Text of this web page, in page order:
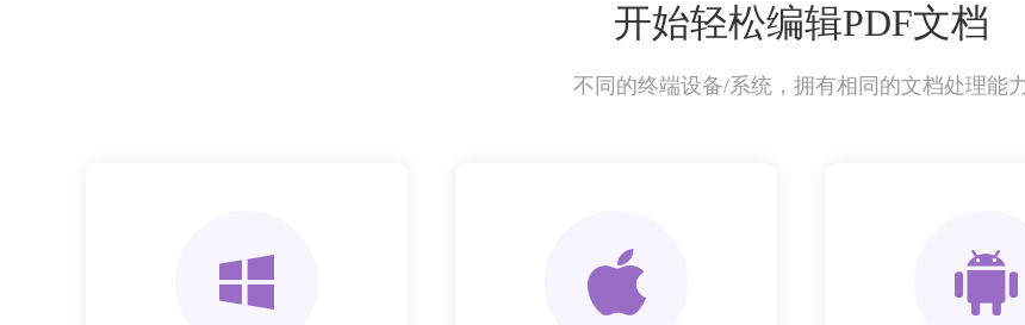
开始轻松编辑PDF文档
不同的终端设备/系统，拥有相同的文档处理能